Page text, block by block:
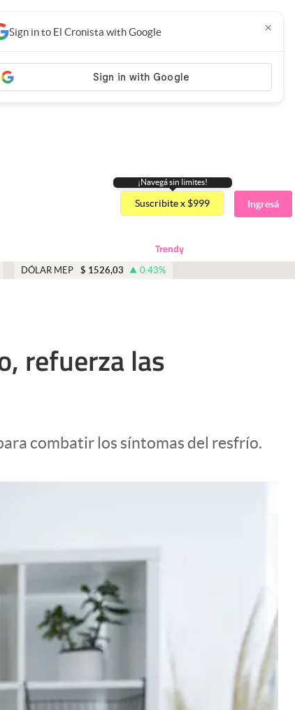
¡Navegá sin limites!
Suscribite x $999 Ingresá
Trendy
DÓLAR MEP $ 1526,03 0.43%
Sign in to El Cronista with Google ×
refuerza las
combatir los síntomas del resfrío.